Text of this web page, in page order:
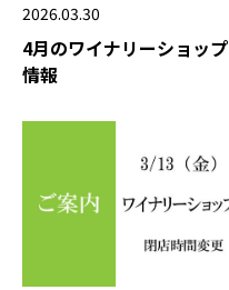
2026.03.30
4月のワイナリーショップ
情報